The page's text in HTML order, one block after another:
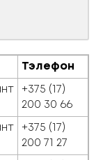
Тэлефон
+375 (17)
200 30 66
+375 (17)
200 71 27